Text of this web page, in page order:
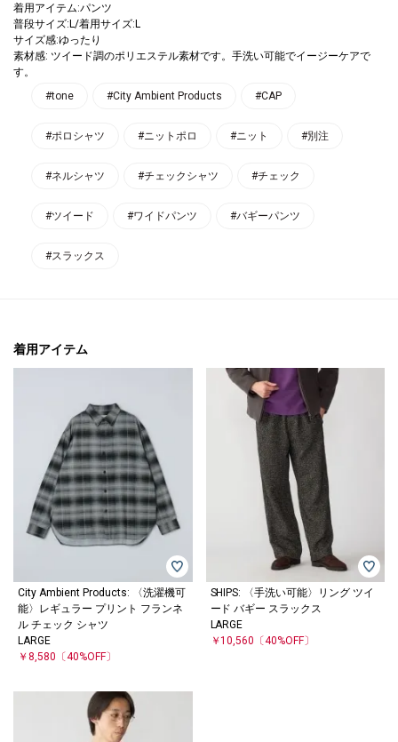
着用アイテム:パンツ
普段サイズ:L/着用サイズ:L
サイズ感:ゆったり
素材感: ツイード調のポリエステル素材です。手洗い可能でイージーケアで
す。
#tone
#City Ambient Products #CAP
#ポロシャツ #ニットポロ #ニット #別注
#ネルシャツ #チェックシャツ #チェック
#ツイード #ワイドパンツ #バギーパンツ
#スラックス
着用アイテム
City Ambient Products: 〈洗濯機可
能〉レギュラー プリント フランネ
ル チェック シャツ
LARGE
￥8,580 〔40%OFF〕
SHIPS: 〈手洗い可能〉リング ツイ
ード バギー スラックス
LARGE
￥10,560 〔40%OFF〕